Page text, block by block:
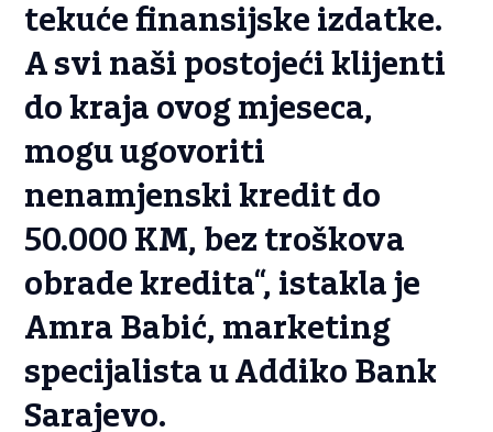
tekuće finansijske izdatke.
A svi naši postojeći klijenti
do kraja ovog mjeseca,
mogu ugovoriti
nenamjenski kredit do
50.000 KM, bez troškova
obrade kredita“, istakla je
Amra Babić, marketing
specijalista u Addiko Bank
Sarajevo.